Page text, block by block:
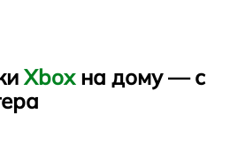
Xboxна дому — с